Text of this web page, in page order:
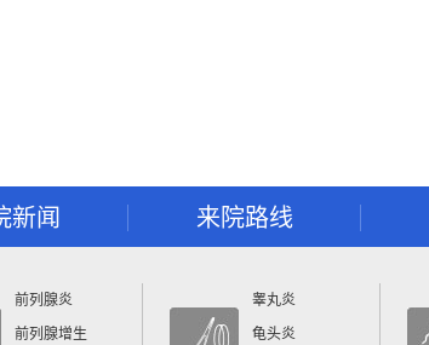
新闻 来院路线
前列腺炎
前列腺增生
睾丸炎
龟头炎